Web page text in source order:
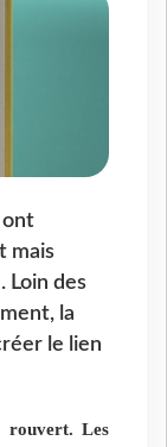
ont
mais
Loin des
la
le lien
rouvert. Les